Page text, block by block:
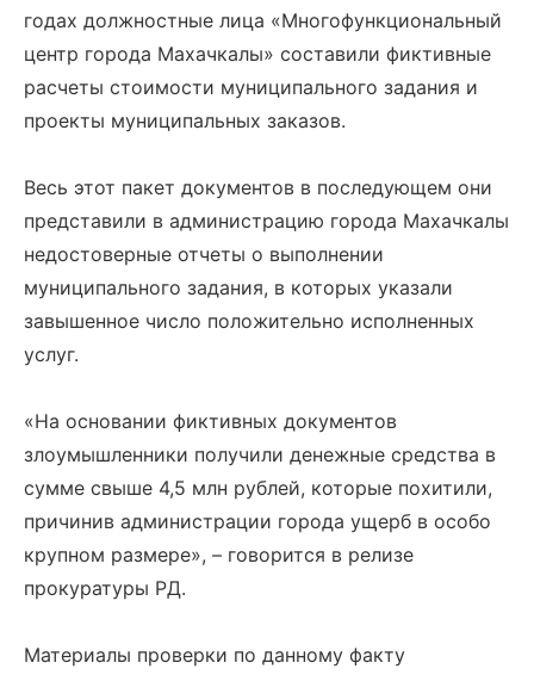
годах должностные лица «Многофункциональный
центр города Махачкалы» составили фиктивные
расчеты стоимости муниципального задания и
проекты муниципальных заказов.
Весь этот пакет документов в последующем они
представили в администрацию города Махачкалы
недостоверные отчеты о выполнении
муниципального задания, в которых указали
завышенное число положительно исполненных
услуг.
«На основании фиктивных документов
злоумышленники получили денежные средства в
сумме свыше 4,5 млн рублей, которые похитили,
причинив администрации города ущерб в особо
крупном размере», – говорится в релизе
прокуратуры РД.
Материалы проверки по данному факту